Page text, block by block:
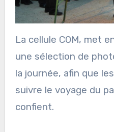
La cellule COM, met
une sélection de
la journée, afin que
suivre le voyage du
confient.